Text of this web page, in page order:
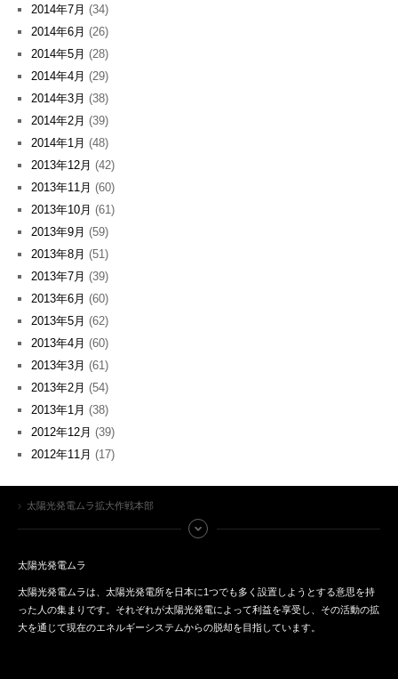
2014年7月 (34)
2014年6月 (26)
2014年5月 (28)
2014年4月 (29)
2014年3月 (38)
2014年2月 (39)
2014年1月 (48)
2013年12月 (42)
2013年11月 (60)
2013年10月 (61)
2013年9月 (59)
2013年8月 (51)
2013年7月 (39)
2013年6月 (60)
2013年5月 (62)
2013年4月 (60)
2013年3月 (61)
2013年2月 (54)
2013年1月 (38)
2012年12月 (39)
2012年11月 (17)
太陽光発電ムラ拡大作戦本部
太陽光発電ムラ
太陽光発電ムラは、太陽光発電所を日本に1つでも多く設置しようとする意思を持
った人の集まりです。それぞれが太陽光発電によって利益を享受し、その活動の拡
大を通じて現在のエネルギーシステムからの脱却を目指しています。